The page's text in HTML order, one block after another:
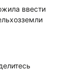
ввести